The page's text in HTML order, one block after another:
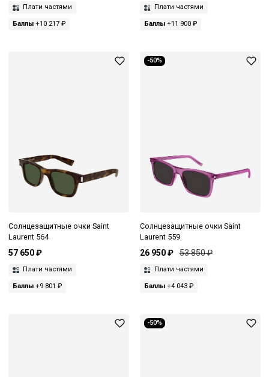
Плати частями
Баллы +10 217 ₽
Плати частями
Баллы+11 900 ₽
Солнцезащитные очки Saint
Laurent 564
57 650 ₽
Плати частями
Баллы +9 801 ₽
-50%
Солнцезащитные очки Saint
Laurent 559
26 950 ₽ 53 850 ₽
Плати частями
Баллы+4 043 ₽
-50%